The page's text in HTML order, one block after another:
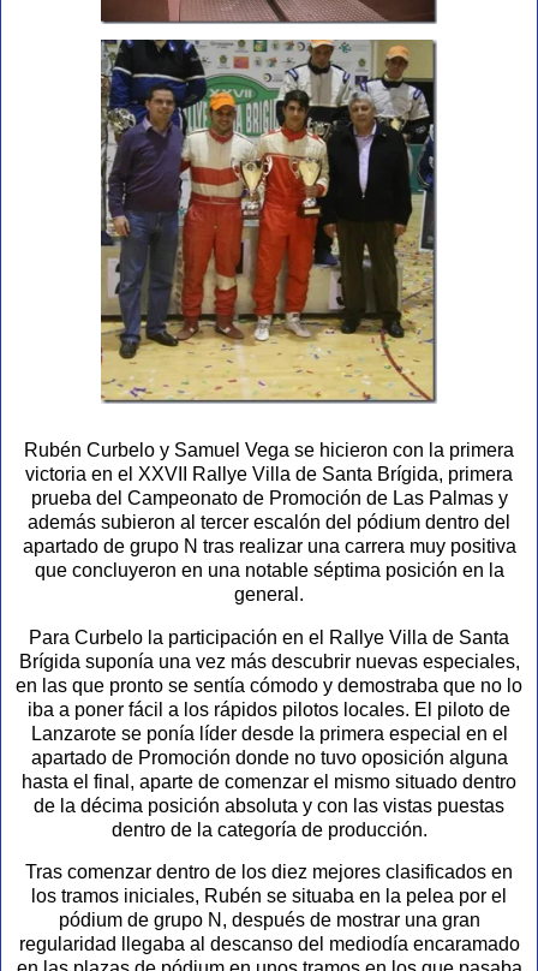
Rubén Curbelo y Samuel Vega se hicieron con la primera
victoria en el XXVII Rallye Villa de Santa Brígida, primera
prueba del Campeonato de Promoción de Las Palmas y
además subieron al tercer escalón del pódium dentro del
apartado de grupo N tras realizar una carrera muy positiva
que concluyeron en una notable séptima posición en la
general.
Para Curbelo la participación en el Rallye Villa de Santa
Brígida suponía una vez más descubrir nuevas especiales,
en las que pronto se sentía cómodo y demostraba que no lo
iba a poner fácil a los rápidos pilotos locales. El piloto de
Lanzarote se ponía líder desde la primera especial en el
apartado de Promoción donde no tuvo oposición alguna
hasta el final, aparte de comenzar el mismo situado dentro
de la décima posición absoluta y con las vistas puestas
dentro de la categoría de producción.
Tras comenzar dentro de los diez mejores clasificados en
los tramos iniciales, Rubén se situaba en la pelea por el
pódium de grupo N, después de mostrar una gran
regularidad llegaba al descanso del mediodía encaramado